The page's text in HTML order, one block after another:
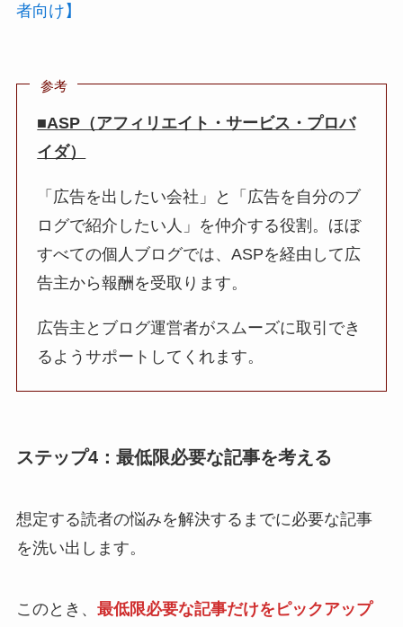
者向け】
参考
■ASP（アフィリエイト・サービス・プロバ
イダ）
「広告を出したい会社」と「広告を自分のブ
ログで紹介したい人」を仲介する役割。ほぼ
すべての個人ブログでは、ASPを経由して広
告主から報酬を受取ります。
広告主とブログ運営者がスムーズに取引でき
るようサポートしてくれます。
ステップ4：最低限必要な記事を考える
想定する読者の悩みを解決するまでに必要な記事
を洗い出します。
このとき、 最低限必要な記事だけをピックアップ